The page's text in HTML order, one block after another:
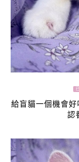
給盲貓一個機會好
認